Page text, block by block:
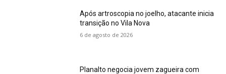
Após artroscopia no joelho, atacante inicia
transição no Vila Nova
6 de agosto de 2026
Planalto negocia jovem zagueira com